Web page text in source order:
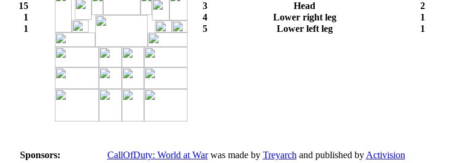
15
1
1
3
Head
2
4
Lower right leg
1
5
Lower left leg 1
Sponsors: CallOfDuty: World at Warwas made by Treyarch and published by Activision